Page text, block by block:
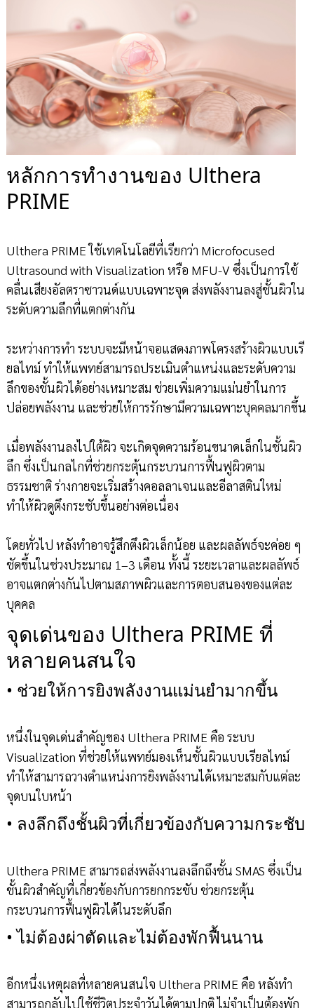
หลักการทำงานของ Ulthera
PRIME
Ulthera PRIME ใช้เทคโนโลยีที่เรียกว่า Microfocused
Ultrasound with Visualization หรือ MFU-V ซึ่งเป็นการใช้
คลื่นเสียงอัลตราซาวนด์แบบเฉพาะจุด ส่งพลังงานลงสู่ชั้นผิวใน
ระดับความลึกที่แตกต่างกัน
ระหว่างการทำ ระบบจะมีหน้าจอแสดงภาพโครงสร้างผิวแบบเรี
ยลไทม์ ทำให้แพทย์สามารถประเมินตำแหน่งและระดับความ
ลึกของชั้นผิวได้อย่างเหมาะสม ช่วยเพิ่มความแม่นยำในการ
ปล่อยพลังงาน และช่วยให้การรักษามีความเฉพาะบุคคลมากขึ้น
เมื่อพลังงานลงไปใต้ผิว จะเกิดจุดความร้อนขนาดเล็กในชั้นผิว
ลึก ซึ่งเป็นกลไกที่ช่วยกระตุ้นกระบวนการฟื้นฟูผิวตาม
ธรรมชาติ ร่างกายจะเริ่มสร้างคอลลาเจนและอีลาสตินใหม่
ทำให้ผิวดูตึงกระชับขึ้นอย่างต่อเนื่อง
โดยทั่วไป หลังทำอาจรู้สึกตึงผิวเล็กน้อย และผลลัพธ์จะค่อย ๆ
ชัดขึ้นในช่วงประมาณ 1–3 เดือน ทั้งนี้ ระยะเวลาและผลลัพธ์
อาจแตกต่างกันไปตามสภาพผิวและการตอบสนองของแต่ละ
บุคคล
จุดเด่นของ Ulthera PRIME ที่
หลายคนสนใจ
• ช่วยให้การยิงพลังงานแม่นยำมากขึ้น
หนึ่งในจุดเด่นสำคัญของ Ulthera PRIME คือ ระบบ
Visualization ที่ช่วยให้แพทย์มองเห็นชั้นผิวแบบเรียลไทม์
ทำให้สามารถวางตำแหน่งการยิงพลังงานได้เหมาะสมกับแต่ละ
จุดบนใบหน้า
• ลงลึกถึงชั้นผิวที่เกี่ยวข้องกับความกระชับ
Ulthera PRIME สามารถส่งพลังงานลงลึกถึงชั้น SMAS ซึ่งเป็น
ชั้นผิวสำคัญที่เกี่ยวข้องกับการยกกระชับ ช่วยกระตุ้น
กระบวนการฟื้นฟูผิวได้ในระดับลึก
•ไม่ต้องผ่าตัดและไม่ต้องพักฟื้นนาน
อีกหนึ่งเหตุผลที่หลายคนสนใจ Ulthera PRIME คือ หลังทำ
สามารถกลับไปใช้ชีวิตประจำวันได้ตามปกติ ไม่จำเป็นต้องพัก